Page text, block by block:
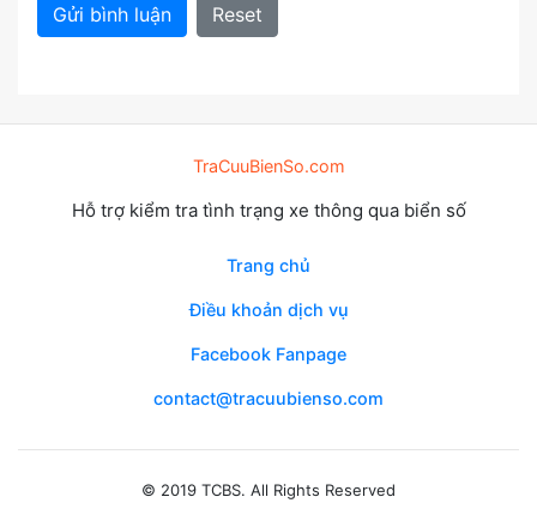
Gửi bình luận Reset
TraCuuBienSo.com
Hỗ trợ kiểm tra tình trạng xe thông qua biển số
Trang chủ
Điều khoản dịch vụ
Facebook Fanpage
contact@tracuubienso.com
© 2019 TCBS. All Rights Reserved